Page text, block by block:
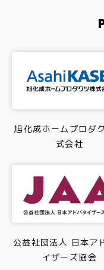
旭化成ホームプロダ
式会社
公益社団法人 日本ア
イザーズ協会